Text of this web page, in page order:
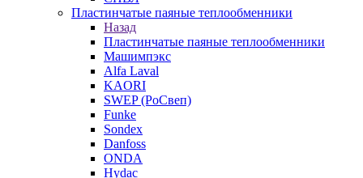
Пластинчатые паяные теплообменники
Назад
Пластинчатые паяные теплообменники
Машимпэкс
Alfa Laval
KAORI
SWEP (РоСвеп)
Funke
Sondex
Danfoss
ONDA
Hydac